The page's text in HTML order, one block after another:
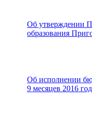
Об утверждении
образования
Об исполнении
9 месяцев 2016